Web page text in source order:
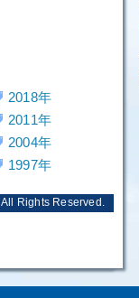
2018年
2011年
2004年
1997年
All Rights Reserved.